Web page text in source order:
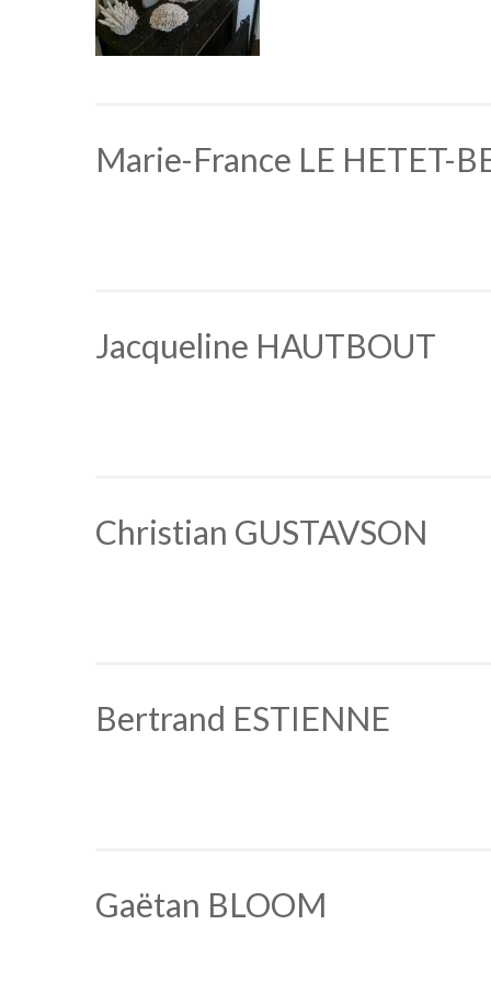
Marie-France LE HETET-
Jacqueline HAUTBOUT
Christian GUSTAVSON
Bertrand ESTIENNE
Gaëtan BLOOM